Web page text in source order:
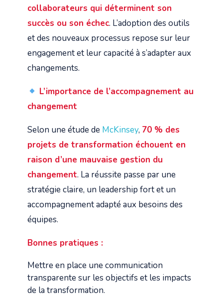
collaborateurs qui déterminent son
succès ou son échec. L’adoption des outils
et des nouveaux processus repose sur leur
engagement et leur capacité à s’adapter aux
changements.
L’importance de l’accompagnement au
changement
Selon une étude de McKinsey, 70 % des
projets de transformation échouent en
raison d’une mauvaise gestion du
changement. La réussite passe par une
stratégie claire, un leadership fort et un
accompagnement adapté aux besoins des
équipes.
Bonnes pratiques :
Mettre en place une communication
transparente sur les objectifs et les impacts
de la transformation.